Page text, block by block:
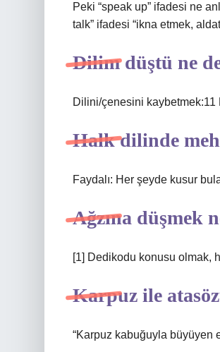
Peki “speak up” ifadesi ne
talk” ifadesi “ikna etmek,
Dilim düştü ne
Dilini/çenesini
Halk dilinde
Faydalı: Her şeyde kusur
Ağzına düşmek
[1] Dedikodu konusu olmak,
Karpuz ile
“Karpuz kabuğuyla büyüyen